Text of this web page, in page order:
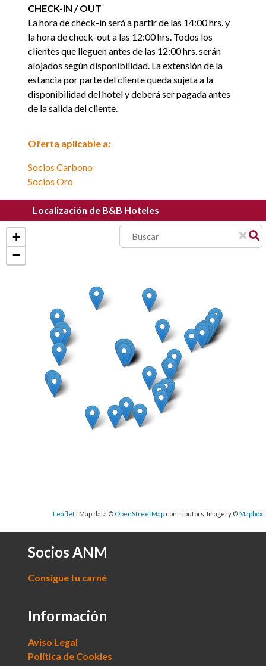
CHECK-IN / OUT
La hora de check-in será a partir de las 14:00 hrs. y
la hora de check-out a las 12:00 hrs. Todos los
clientes que lleguen antes de las 12:00 hrs. serán
alojados según disponibilidad. La extensión de la
estancia por parte del cliente queda sujeta a la
disponibilidad del hotel y deberá ser pagada antes
de la salida del cliente.
Oferta aplicable a:
Socios Carbono
Socios Oro
Localización de B&B Hoteles
Socios ANM
Consigue tu carné
Información
Aviso Legal
Política de Cookies